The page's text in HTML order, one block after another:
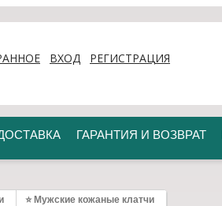
ВХОД РЕГИСТРАЦИЯ
ГАРАНТИЯ И ВОЗВРАТ
⭐ Мужские кожаные клатчи